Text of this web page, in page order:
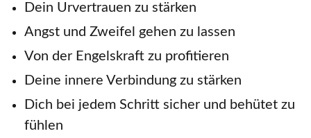
Dein Urvertrauen zu stärken
Angst und Zweifel gehen zu lassen
Von der Engelskraft zu profitieren
Deine innere Verbindung zu stärken
Dich bei jedem Schritt sicher und behütet zu
fühlen